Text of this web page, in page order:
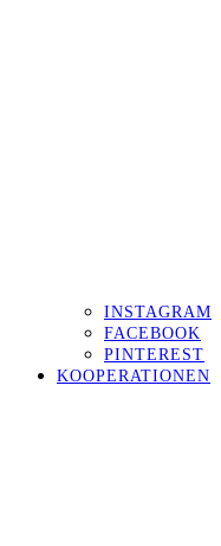
INSTAGRAM
FACEBOOK
PINTEREST
KOOPERATIONEN